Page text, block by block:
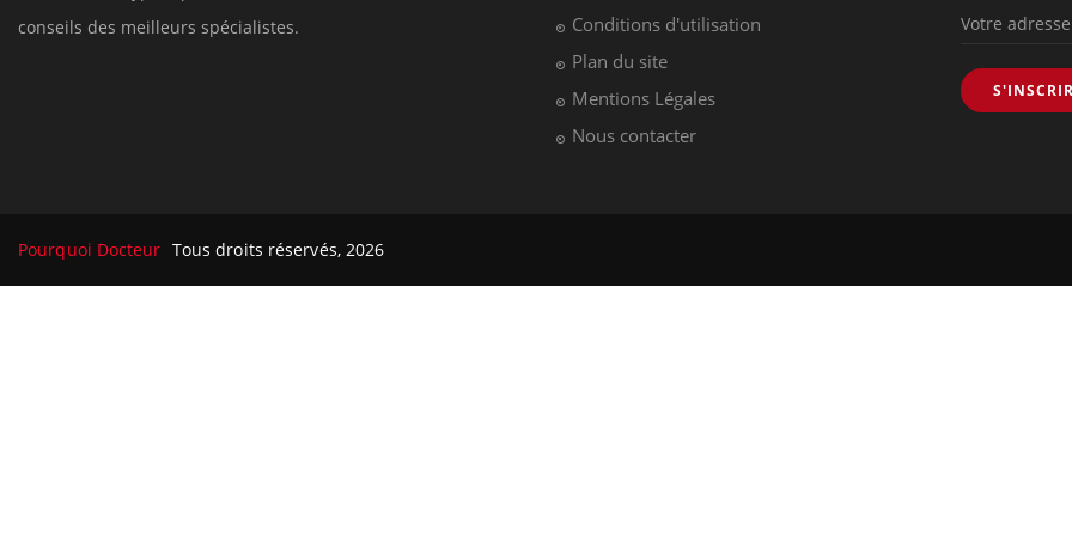
conseils des meilleurs spécialistes.
Conditions d'utilisation
Plan du site
Mentions Légales
Nous contacter
Pourquoi Docteur Tous droits réservés, 2026